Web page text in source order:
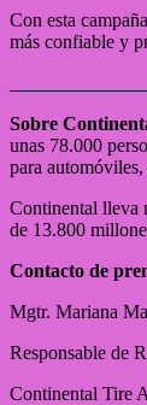
Con esta
más confiable y
Sobre
unas 78.000
para
Continental lleva
de 13.800
Contacto de
Mgtr. Mariana
Responsable de
Continental Tire